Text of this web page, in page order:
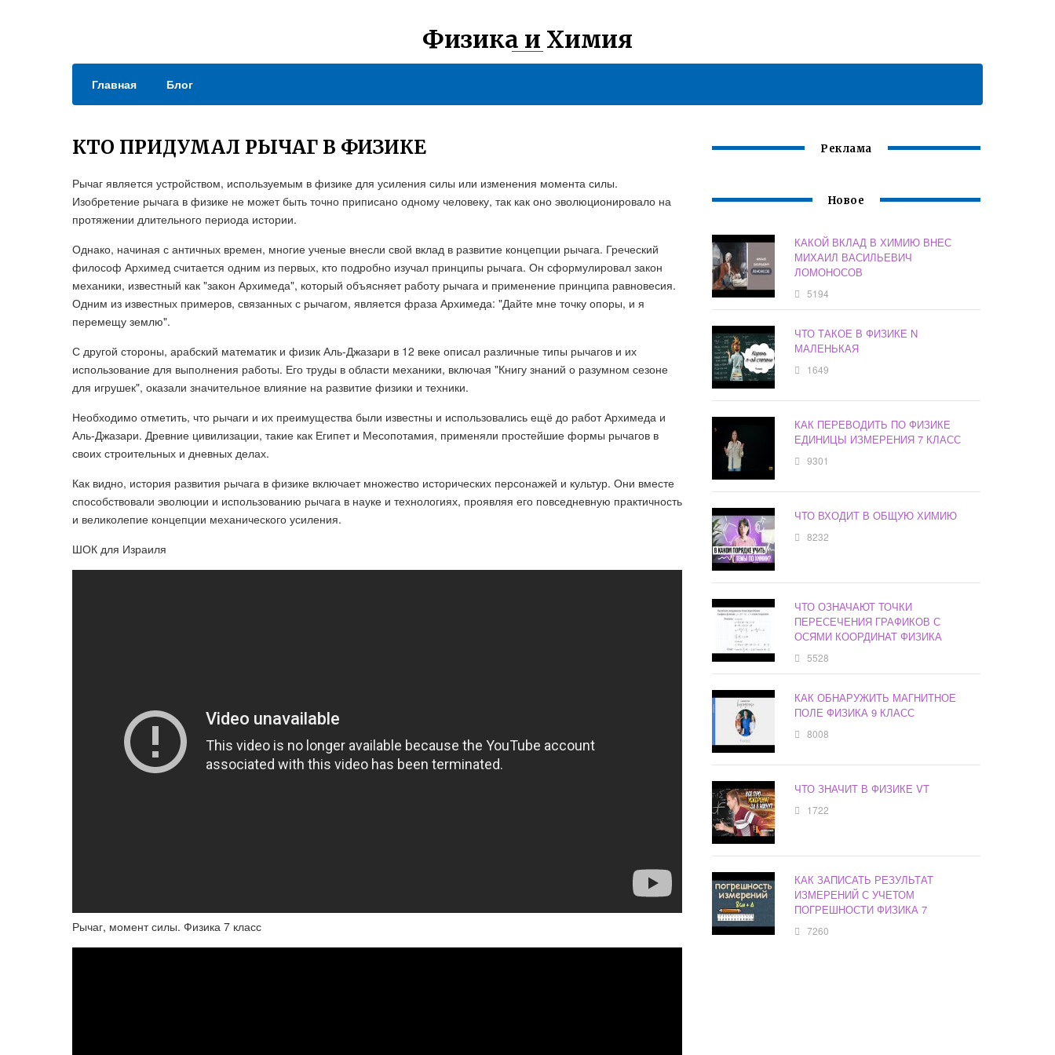
Физика и Химия
Главная Блог
КТО ПРИДУМАЛ РЫЧАГ В ФИЗИКЕ
Рычаг является устройством, используемым в физике для усиления силы или изменения момента силы.
Изобретение рычага в физике не может быть точно приписано одному человеку, так как оно эволюционировало на
протяжении длительного периода истории.
Однако, начиная с античных времен, многие ученые внесли свой вклад в развитие концепции рычага. Греческий
философ Архимед считается одним из первых, кто подробно изучал принципы рычага. Он сформулировал закон
механики, известный как "закон Архимеда", который объясняет работу рычага и применение принципа равновесия.
Одним из известных примеров, связанных с рычагом, является фраза Архимеда: "Дайте мне точку опоры, и я
перемещу землю".
С другой стороны, арабский математик и физик Аль-Джазари в 12 веке описал различные типы рычагов и их
использование для выполнения работы. Его труды в области механики, включая "Книгу знаний о разумном сезоне
для игрушек", оказали значительное влияние на развитие физики и техники.
Необходимо отметить, что рычаги и их преимущества были известны и использовались ещё до работ Архимеда и
Аль-Джазари. Древние цивилизации, такие как Египет и Месопотамия, применяли простейшие формы рычагов в
своих строительных и дневных делах.
Как видно, история развития рычага в физике включает множество исторических персонажей и культур. Они вместе
способствовали эволюции и использованию рычага в науке и технологиях, проявляя его повседневную практичность
и великолепие концепции механического усиления.
ШОК для Израиля
Рычаг, момент силы. Физика 7 класс
Реклама
Новое
КАКОЙ ВКЛАД В ХИМИЮ ВНЕС
МИХАИЛ ВАСИЛЬЕВИЧ
ЛОМОНОСОВ
5194
ЧТО ТАКОЕ В ФИЗИКЕ N
МАЛЕНЬКАЯ
1649
КАК ПЕРЕВОДИТЬ ПО ФИЗИКЕ
ЕДИНИЦЫ ИЗМЕРЕНИЯ 7 КЛАСС
9301
ЧТО ВХОДИТ В ОБЩУЮ ХИМИЮ
8232
ЧТО ОЗНАЧАЮТ ТОЧКИ
ПЕРЕСЕЧЕНИЯ ГРАФИКОВ С
ОСЯМИ КООРДИНАТ ФИЗИКА
5528
КАК ОБНАРУЖИТЬ МАГНИТНОЕ
ПОЛЕ ФИЗИКА 9 КЛАСС
8008
ЧТО ЗНАЧИТ В ФИЗИКЕ VT
1722
КАК ЗАПИСАТЬ РЕЗУЛЬТАТ
ИЗМЕРЕНИЙ С УЧЕТОМ
ПОГРЕШНОСТИ ФИЗИКА 7
7260